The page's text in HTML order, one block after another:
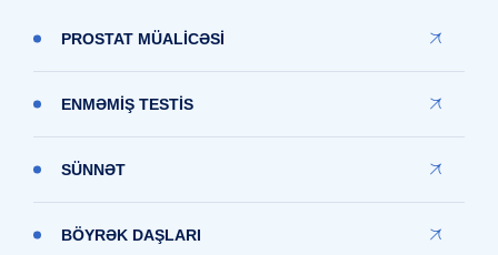
PROSTAT MÜALİCƏSİ
ENMƏMİŞ TESTİS
SÜNNƏT
BÖYRƏK DAŞLARI